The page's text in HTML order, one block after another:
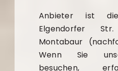
Anbieter ist
Elgendorfer
Montabaur
Wenn Sie
besuchen,